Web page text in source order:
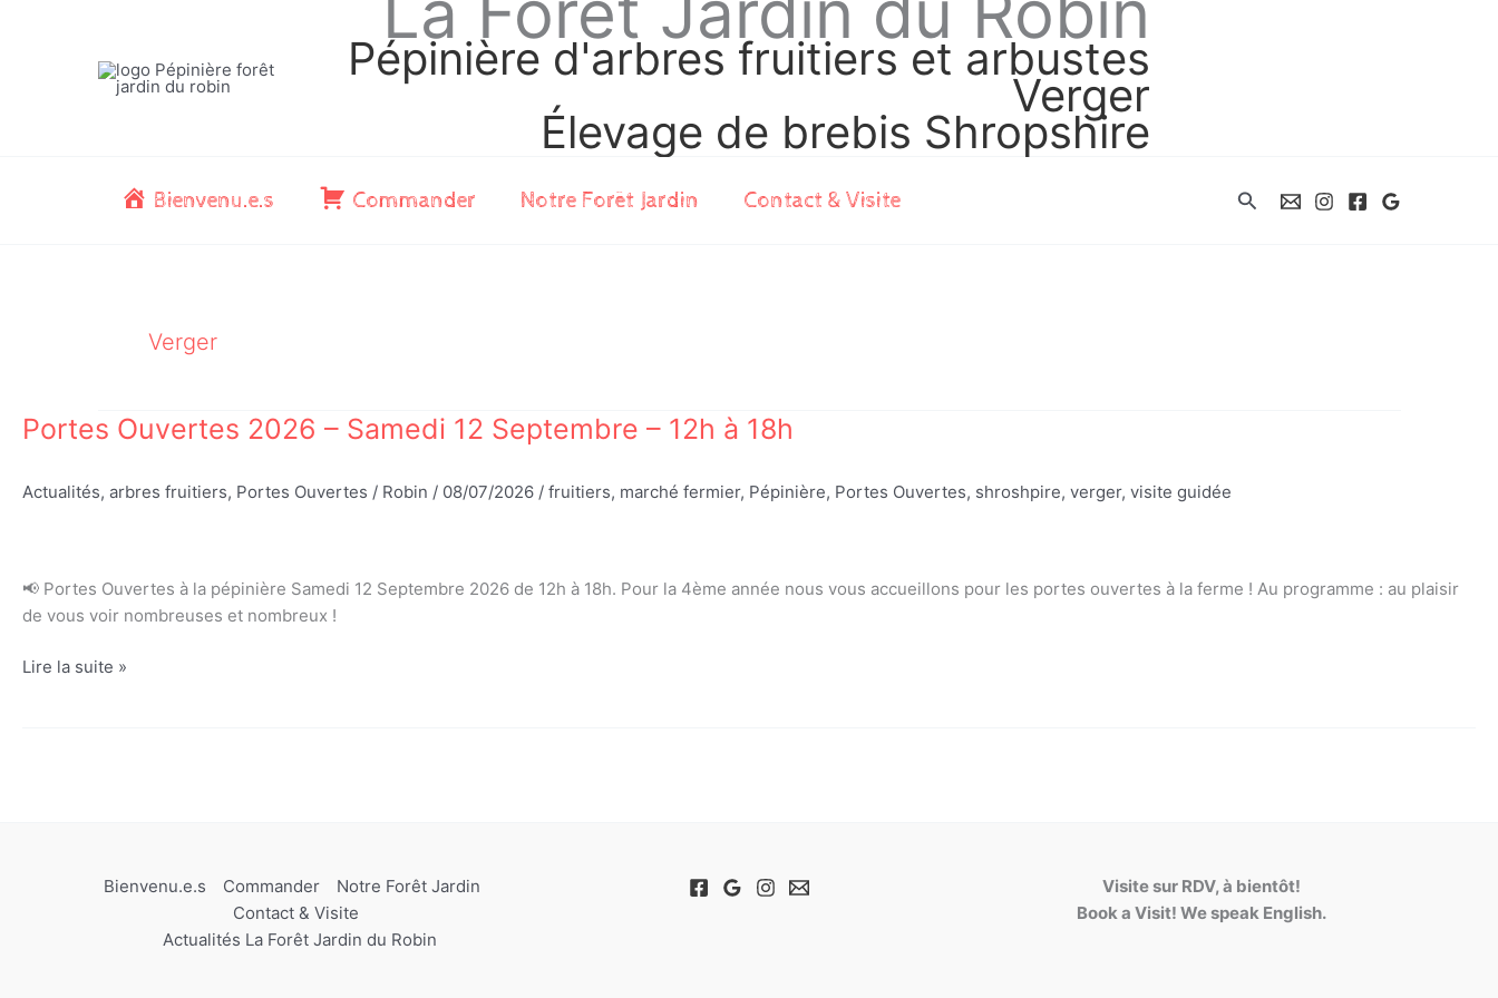
Pépinière d'arbres fruitiers et arbustes
Verger
Élevage de brebis Shropshire
Bienvenu.e.s Commander Notre Forêt Jardin Contact & Visite Rechercher
Verger
Portes Ouvertes 2026 – Samedi 12 Septembre – 12h à 18h
Actualités, arbres fruitiers, Portes Ouvertes / Robin / 08/07/2026 / fruitiers, marché fermier, Pépinière, Portes Ouvertes, shroshpire, verger, visite guidée
📢 Portes Ouvertes à la pépinière Samedi 12 Septembre 2026 de 12h à 18h. Pour la 4ème année nous vous accueillons pour les portes ouvertes à la ferme ! Au programme : au plaisir
de vous voir nombreuses et nombreux !
Portes
Lire la suite »
Bienvenu.e.s Commander
Notre Forêt Jardin
Contact & Visite
Actualités La Forêt Jardin du Robin
Visite sur RDV, à bientôt!
Book a Visit! We speak English.